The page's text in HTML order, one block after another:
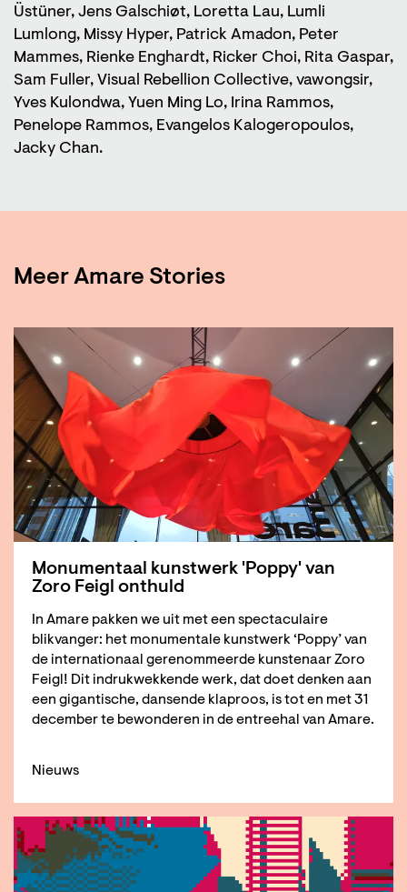
Üstüner, Jens Galschiøt, Loretta Lau, Lumli
Lumlong, Missy Hyper, Patrick Amadon, Peter
Mammes, Rienke Enghardt, Ricker Choi, Rita Gaspar,
Sam Fuller, Visual Rebellion Collective, vawongsir,
Yves Kulondwa, Yuen Ming Lo, Irina Rammos,
Penelope Rammos, Evangelos Kalogeropoulos,
Jacky Chan.
Meer Amare Stories
Monumentaal kunstwerk 'Poppy' van
Zoro Feigl onthuld
In Amare pakken we uit met een spectaculaire
blikvanger: het monumentale kunstwerk ‘Poppy’ van
de internationaal gerenommeerde kunstenaar Zoro
Feigl! Dit indrukwekkende werk, dat doet denken aan
een gigantische, dansende klaproos, is tot en met 31
december te bewonderen in de entreehal van Amare.
Nieuws